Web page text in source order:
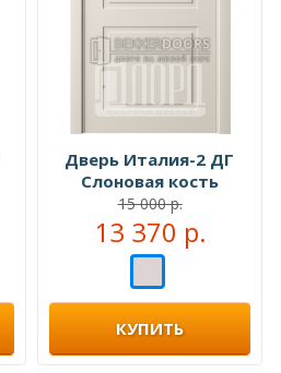
Дверь Италия-2 ДГ
Слоновая кость
15 000 р.
13 370 р.
КУПИТЬ